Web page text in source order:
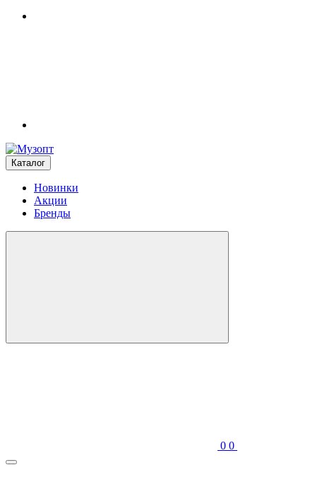
Каталог
Новинки
Акции
Бренды
0 0